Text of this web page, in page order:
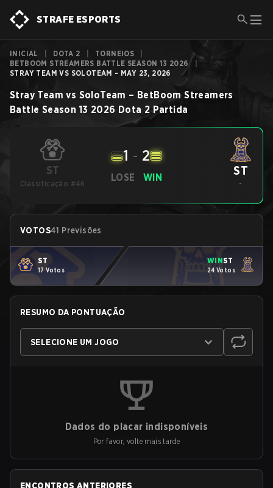
STRAFE ESPORTS
INICIAL DOTA 2 TORNEIOS
BETBOOM STREAMERS BATTLE SEASON 13 2026
STRAY TEAM VS SOLOTEAM - MAY 23, 2026
Stray Team vs SoloTeam – BetBoom Streamers
Battle Season 13 2026 Dota 2 Partida
ST
Classificação #46
LOSE
1 - 2
WIN ST
-
VOTOS41 Previsões
ST
17 Votos
WINST
24 Votos
RESUMO DA PONTUAÇÃO
SELECIONE UM JOGO
Dados do placar indisponíveis
Por favor, volte mais tarde
ENCONTROS ANTERIORES